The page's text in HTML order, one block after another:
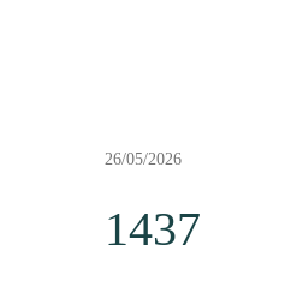
26/05/2026
1437